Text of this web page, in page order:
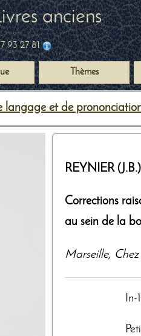
anciens
93 27 81
Thèmes
langage et de
REYNIER (J.B.)
Corrections
au sein de la
Marseille,
In-